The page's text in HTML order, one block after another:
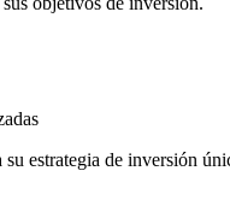
estrategia de inversión